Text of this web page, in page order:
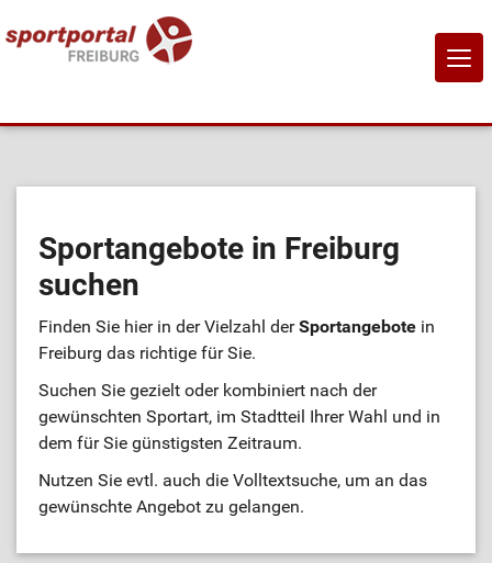
Sportanbietende
Sportstätten
Job-Börse
Kontakt
Sportangebote in Freiburg
suchen
Finden Sie hier in der Vielzahl derSportangebote in
Freiburg das richtige für Sie.
Suchen Sie gezielt oder kombiniert nach der
gewünschten Sportart, im Stadtteil Ihrer Wahl und in
dem für Sie günstigsten Zeitraum.
Nutzen Sie evtl. auch die Volltextsuche, um an das
gewünschte Angebot zu gelangen.